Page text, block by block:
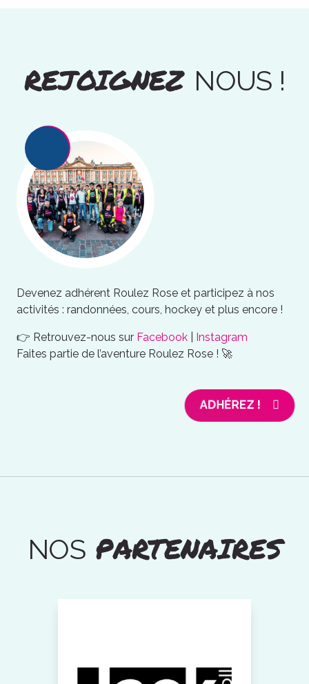
REJOIGNEZ NOUS !
Devenez adhérent Roulez Rose et participez à nos
activités : randonnées, cours, hockey et plus encore !
👉 Retrouvez-nous sur Facebook
Instagram
Faites partie de l’aventure Roulez Rose ! 🚀
ADHÉREZ !
NOSPARTENAIRES